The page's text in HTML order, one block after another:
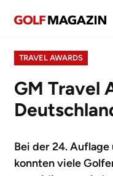
TRAVEL AWARDS
GM Travel
Bei der 24.
konnten viele